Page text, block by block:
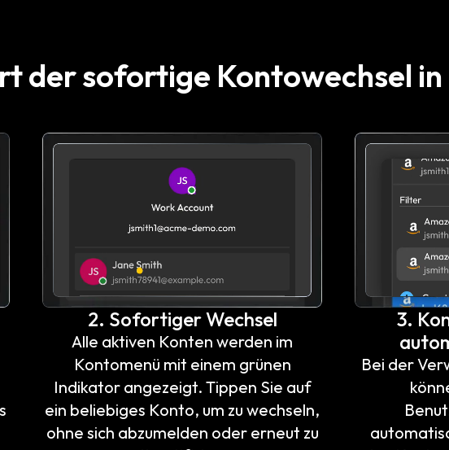
der sofortige Kontowechsel in
2. Sofortiger Wechsel
Alle aktiven Konten werden im
Kontomenü mit einem grünen
Indikator angezeigt. Tippen Sie auf
ein beliebiges Konto, um zu wechseln,
ohne sich abzumelden oder erneut zu
3.
Bei der